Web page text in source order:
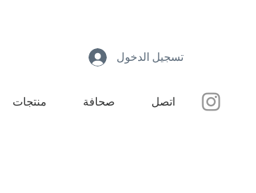
تسجيل الدخول
منتجات صحافة اتصل